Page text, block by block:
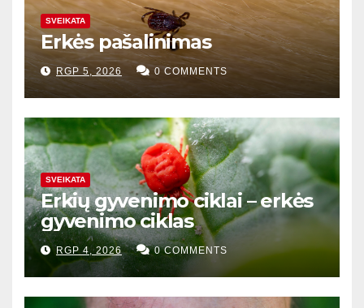
SVEIKATA
Erkės pašalinimas
RGP 5, 2026 0 COMMENTS
SVEIKATA
Erkių gyvenimo ciklai – erkės
gyvenimo ciklas
RGP 4, 2026 0 COMMENTS